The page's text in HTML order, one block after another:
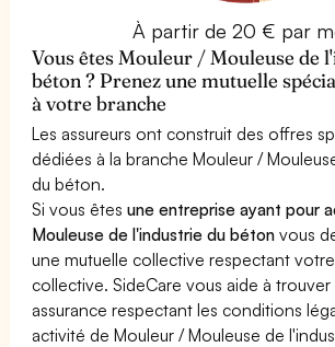
À partir de 20 € par
Vous êtes Mouleur / Mouleuse de
béton ? Prenez une mutuelle
à votre branche
Les assureurs ont construit des offres
dédiées à la branche Mouleur /
du béton.
Si vous êtesune entreprise ayant pour
Mouleuse de l'industrie du béton vous
une mutuelle collective respectant
collective. SideCare vous aide à trouver
assurance respectant les conditions
activité de Mouleur / Mouleuse de